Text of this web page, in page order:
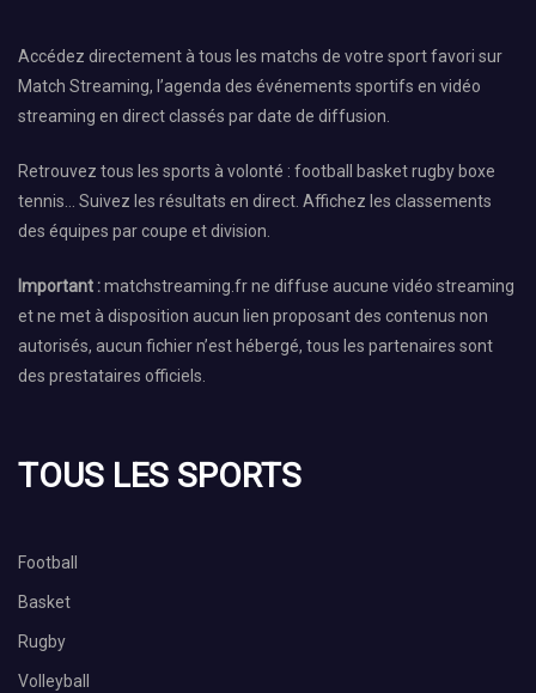
Accédez directement à tous les matchs de votre sport favori sur
Match Streaming, l’agenda des événements sportifs en vidéo
streaming en direct classés par date de diffusion.
Retrouvez tous les sports à volonté : football basket rugby boxe
tennis… Suivez les résultats en direct. Affichez les classements
des équipes par coupe et division.
Important :matchstreaming.fr ne diffuse aucune vidéo streaming
et ne met à disposition aucun lien proposant des contenus non
autorisés, aucun fichier n’est hébergé, tous les partenaires sont
des prestataires officiels.
TOUS LES SPORTS
Football
Basket
Rugby
Volleyball